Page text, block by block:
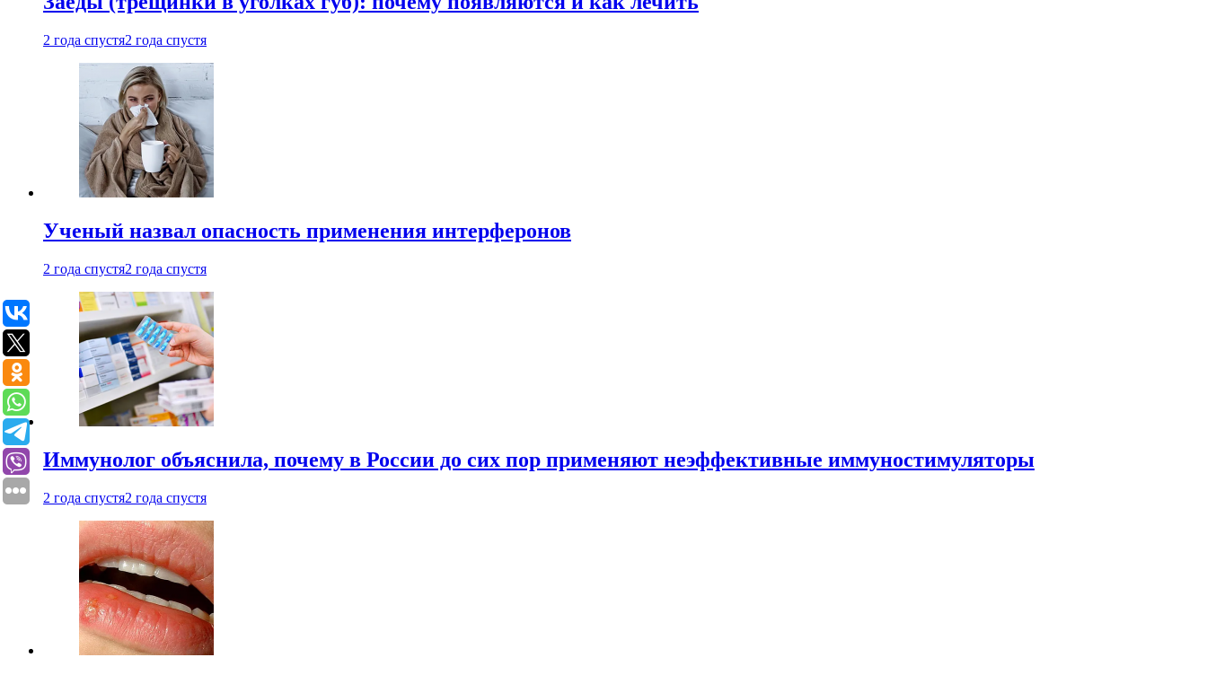
2 года спустя2 года спустя
Ученый назвал опасность применения интерферонов
2 года спустя2 года спустя
Иммунолог объяснила, почему в России до сих пор применяют неэффективные иммуностимуляторы
2 года спустя2 года спустя